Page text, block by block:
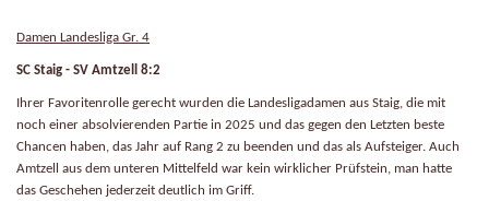
Damen Landesliga Gr. 4
SC Staig - SV Amtzell 8:2
Ihrer Favoritenrolle gerecht wurden die Landesligadamen aus Staig, die mit
noch einer absolvierenden Partie in 2025 und das gegen den Letzten beste
Chancen haben, das Jahr auf Rang 2 zu beenden und das als Aufsteiger. Auch
Amtzell aus dem unteren Mittelfeld war kein wirklicher Prüfstein, man hatte
das Geschehen jederzeit deutlich im Griff.